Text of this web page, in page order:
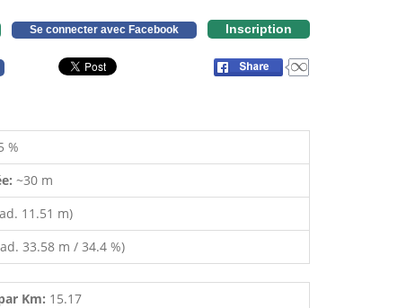
Se connecter avec Facebook Inscription
%
~30 m
11.51 m)
33.58 m / 34.4 %)
Km: 15.17